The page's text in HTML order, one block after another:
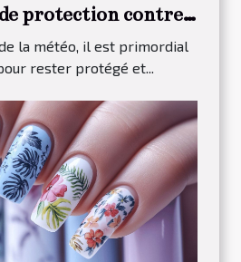
protection contre
la météo, il est primordial
rester protégé et...